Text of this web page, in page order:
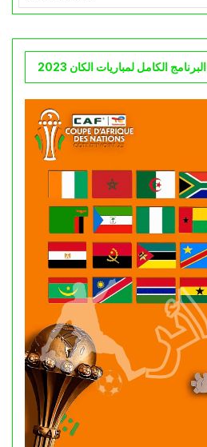
البرنامج الكامل لمباريات الكان 2023